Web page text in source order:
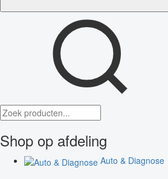
Shop op afdeling
Auto & Diagnose